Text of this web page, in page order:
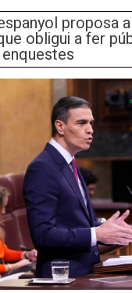
proposa
obligui a fer